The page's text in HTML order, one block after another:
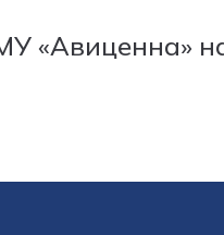
«Авиценна»